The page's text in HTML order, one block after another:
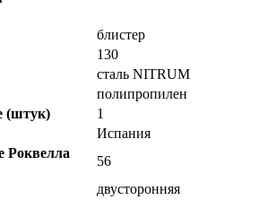
блистер
130
сталь NITRUM
полипропилен
(штук)
1
Испания
Роквелла
56
двусторонняя